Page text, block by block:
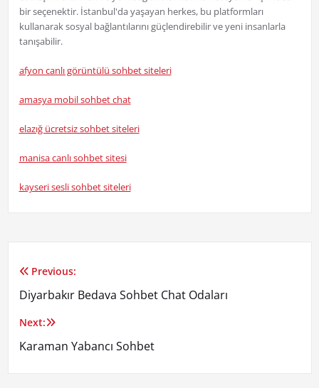
bir seçenektir. İstanbul'da yaşayan herkes, bu platformları
kullanarak sosyal bağlantılarını güçlendirebilir ve yeni insanlarla
tanışabilir.
afyon canlı görüntülü sohbet siteleri
amasya mobil sohbet chat
elazığ ücretsiz sohbet siteleri
manisa canlı sohbet sitesi
kayseri sesli sohbet siteleri
Yazı
gezinmesi
Previous:
Diyarbakır Bedava Sohbet Chat Odaları
Next:
Karaman Yabancı Sohbet